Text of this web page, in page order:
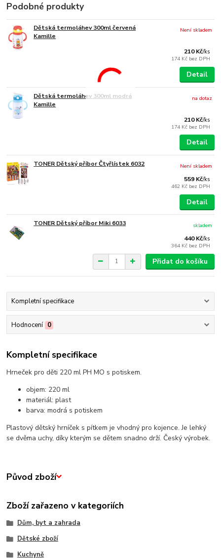
Podobné produkty
Dětská termoláhev 300ml červená
Kamille
210 Kč/ks
174 Kč bez DPH
Není skladem
Detail
Dětská termoláhev 300ml modrá
Kamille
210 Kč/ks
174 Kč bez DPH
na dotaz
Detail
TONER Dětský příbor Čtyřlístek 6032
559 Kč/ks
462 Kč bez DPH
Není skladem
Detail
TONER Dětský příbor Miki 6033
440 Kč/ks
364 Kč bez DPH
skladem
Přidat do košíku
Kompletní specifikace
Hodnocení 0
Kompletní specifikace
Hrneček pro děti 220 ml PH MO s potiskem.
objem: 220 ml
materiál: plast
barva: modrá s potiskem
Plastový dětský hrníček s pítkem je vhodný pro kojence. Je lehký
se dvěma uchy, díky kterým se dětem snadno drží. Český výrobek.
Původ zboží
Zboží zařazeno v kategoriích
Dům, byt a zahrada
Dětské zboží
Kuchyně